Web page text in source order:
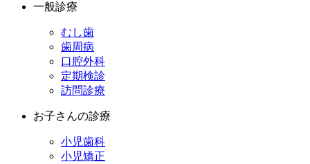
一般診療
むし歯
歯周病
口腔外科
定期検診
訪問診療
お子さんの診療
小児歯科
小児矯正